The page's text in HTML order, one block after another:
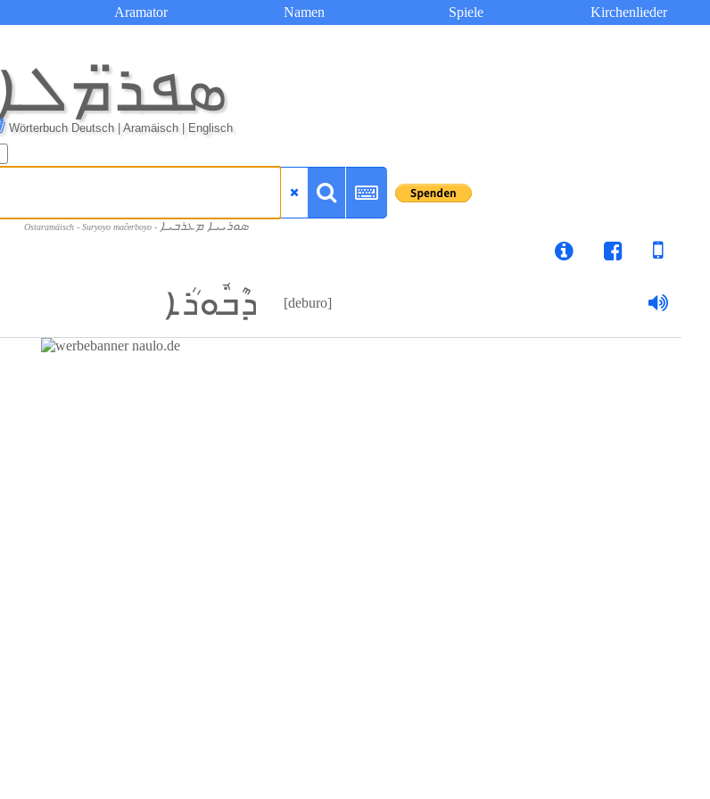
Aramator Namen Spiele Kirchenlieder
ܣܦܪ̈ܡܠܐ
Wörterbuch Deutsch | Aramäisch | Englisch
Ostaramäisch - Suryoyo maĉerboyo - ܣܘܪܝܝܐ ܡܥܪܒܝܐ
ܕܶܒܽܘܪܳܐ [deburo]